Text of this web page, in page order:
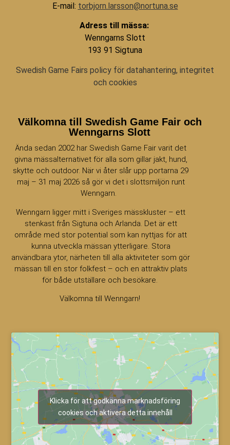
E-mail: torbjorn.larsson@nortuna.se
Adress till mässa:
Wenngarns Slott
193 91 Sigtuna
Swedish Game Fairs policy för datahantering, integritet
och cookies
Välkomna till Swedish Game Fair och
Wenngarns Slott
Ända sedan 2002 har Swedish Game Fair varit det
givna mässalternativet för alla som gillar jakt, hund,
skytte och outdoor. När vi åter slår upp portarna 29
maj – 31 maj 2026 så gör vi det i slottsmiljön runt
Wenngarn.
Wenngarn ligger mitt i Sveriges mässkluster – ett
stenkast från Sigtuna och Arlanda. Det är ett
område med stor potential som kan nyttjas för att
kunna utveckla mässan ytterligare. Stora
användbara ytor, närheten till alla aktiviteter som gör
mässan till en stor folkfest – och en attraktiv plats
för både utställare och besökare.
Välkomna till Wenngarn!
Klicka för att godkänna marknadsföring
cookies och aktivera detta innehåll